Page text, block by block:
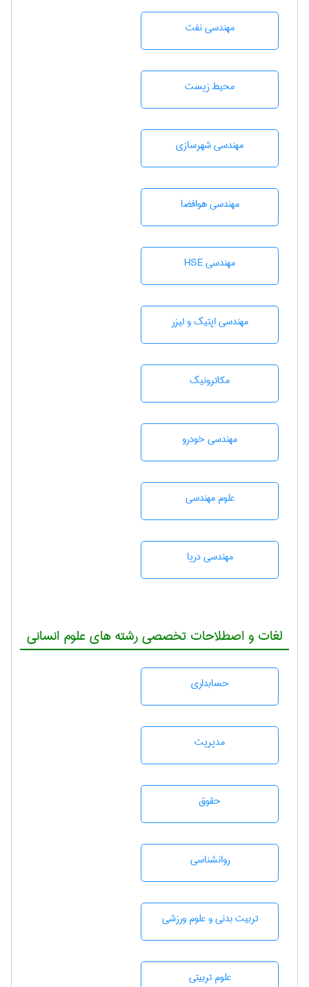
مهندسی نفت
محيط زيست
مهندسی شهرسازی
مهندسی هوافضا
مهندسی HSE
مهندسی اپتیک و لیزر
مکاترونیک
مهندسی خودرو
علوم مهندسی
مهندسی دریا
لغات و اصطلاحات تخصصی رشته های علوم انسانی
حسابداری
مديريت
حقوق
روانشناسی
تربيت بدنی و علوم ورزشی
علوم تربيتی